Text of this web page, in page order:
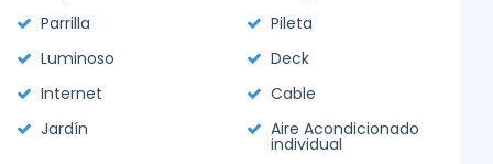
Parrilla
Pileta
Luminoso
Deck
Internet
Cable
Jardín
Aire Acondicionado
individual